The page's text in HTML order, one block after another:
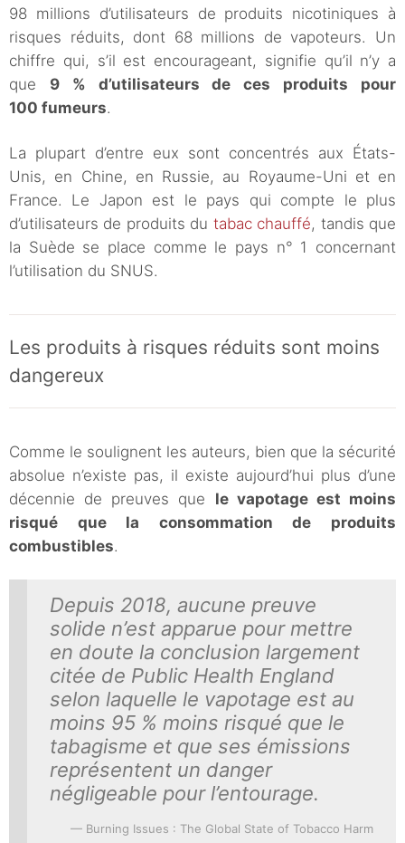
98 millions d’utilisateurs de produits nicotiniques à
risques réduits, dont 68 millions de vapoteurs. Un
chiffre qui, s’il est encourageant, signifie qu’il n’y a
que 9 % d’utilisateurs de ces produits pour
100 fumeurs.
La plupart d’entre eux sont concentrés aux États-
Unis, en Chine, en Russie, au Royaume-Uni et en
France. Le Japon est le pays qui compte le plus
d’utilisateurs de produits du tabac chauffé, tandis que
la Suède se place comme le pays n° 1 concernant
l’utilisation du SNUS.
Les produits à risques réduits sont moins
dangereux
Comme le soulignent les auteurs, bien que la sécurité
absolue n’existe pas, il existe aujourd’hui plus d’une
décennie de preuves que le vapotage est moins
risqué que la consommation de produits
combustibles.
Depuis 2018, aucune preuve
solide n’est apparue pour mettre
en doute la conclusion largement
citée de Public Health England
selon laquelle le vapotage est au
moins 95 % moins risqué que le
tabagisme et que ses émissions
représentent un danger
négligeable pour l’entourage.
Burning Issues : The Global State of Tobacco Harm